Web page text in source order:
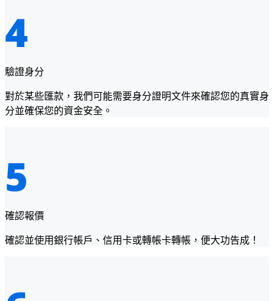
驗證身分
對於某些匯款，我們可能需要身分證明文件來確認您的真實身
分並確保您的資金安全。
確認報價
確認並使用銀行帳戶、信用卡或轉帳卡轉帳，便大功告成！